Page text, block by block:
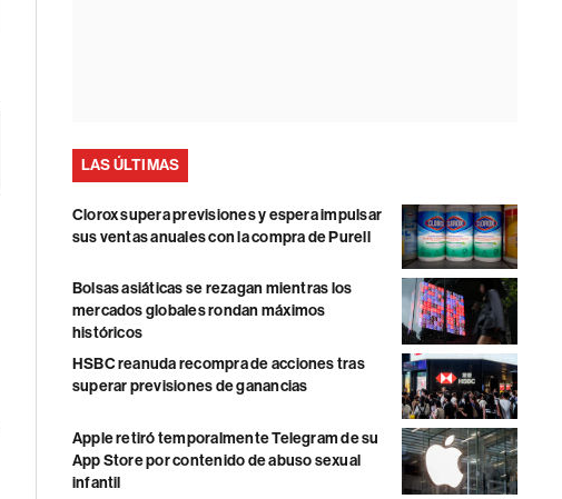
LAS ÚLTIMAS
Clorox supera previsiones y espera impulsar
sus ventas anuales con la compra de Purell
Bolsas asiáticas se rezagan mientras los
mercados globales rondan máximos
históricos
HSBC reanuda recompra de acciones tras
superar previsiones de ganancias
Apple retiró temporalmente Telegram de su
App Store por contenido de abuso sexual
infantil